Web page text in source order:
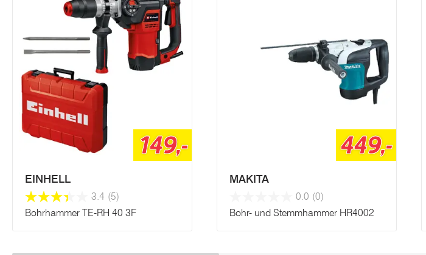
149,-
EINHELL
3.4 (5)
Bohrhammer TE-RH 40 3F
449,-
MAKITA
0.0 (0)
Bohr- und Stemmhammer HR4002